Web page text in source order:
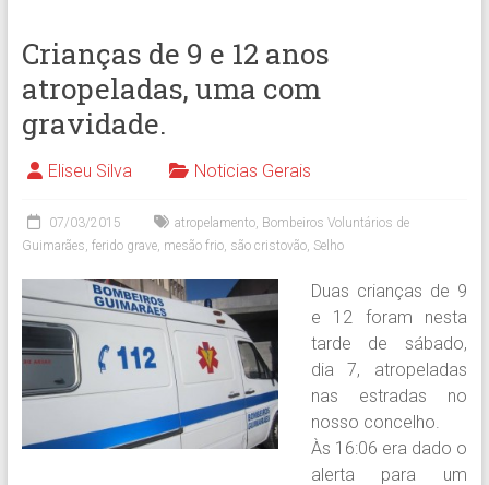
Crianças de 9 e 12 anos
atropeladas, uma com
gravidade.
Eliseu Silva Noticias Gerais
07/03/2015 atropelamento, Bombeiros Voluntários de
Guimarães, ferido grave, mesão frio, são cristovão, Selho
Duas crianças de 9
e 12 foram nesta
tarde de sábado,
dia 7, atropeladas
nas estradas no
nosso concelho.
Às 16:06 era dado o
alerta para um